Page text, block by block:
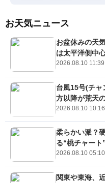
お天気ニュース
お盆休みの天
は太平洋側中
2026.08.10 11:39
台風15号(チ
方以降が荒天
2026.08.10 10:16
柔らかい派？
る“桃チャー
2026.08.10 05:10
関東や東海、